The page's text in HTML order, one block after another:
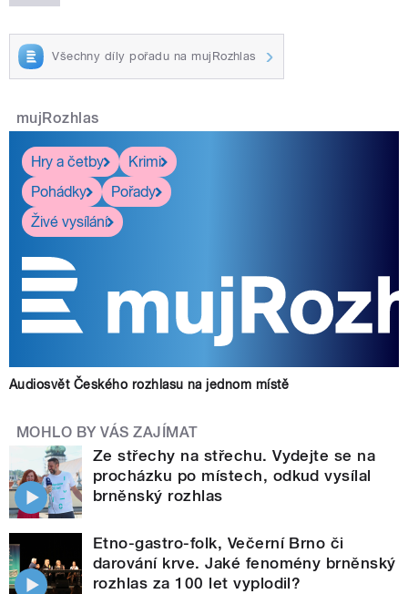
Všechny díly pořadu na mujRozhlas
mujRozhlas
Hry a četby
Krimi
Pohádky
Pořady
Živé vysílání
Audiosvět Českého rozhlasu na jednom místě
MOHLO BY VÁS ZAJÍMAT
Ze střechy na střechu. Vydejte se na
procházku po místech, odkud vysílal
brněnský rozhlas
Etno-gastro-folk, Večerní Brno či
darování krve. Jaké fenomény brněnský
rozhlas za 100 let vyplodil?